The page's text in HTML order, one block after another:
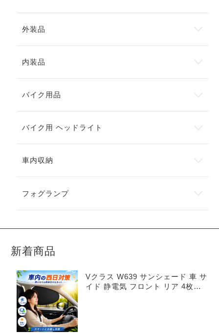
外装品
内装品
バイク用品
バイク用 ヘッドライト
車内収納
フォグランプ
新着商品
Vクラス W639 サンシェード 車 サ
イド 静電気 フロント リア 4枚セ